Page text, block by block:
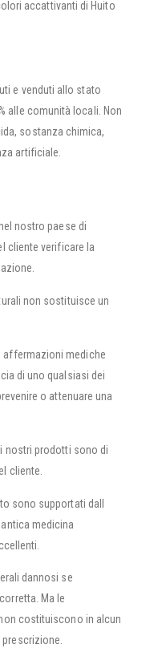
accattivanti di Huito
e venduti allo stato
alle comunità locali. Non
sostanza chimica,
artificiale.
nostro paese di
cliente verificare la
non sostituisce un
affermazioni mediche
di uno qualsiasi dei
o attenuare una
nostri prodotti sono di
cliente.
sono supportati dall
medicina
dannosi se
Ma le
costituiscono in alcun
prescrizione.